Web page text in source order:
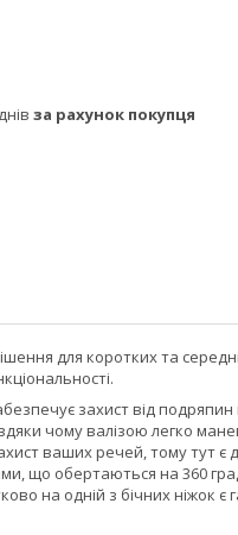
за рахунок покупця
для коротких та
захист від
чому валізою легко
ваших речей, тому тут
що обертаються на 360
на одній з бічних ніжок є